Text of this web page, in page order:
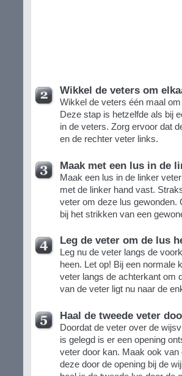
Wikkel de veters om
Wikkel de veters één maal
Deze stap is hetzelfde als bij
in de veters. Zorg ervoor dat
en de rechter veter links.
Maak met een lus in de
Maak een lus in de linker
met de linker hand vast.
veter om deze lus gewonden.
bij het strikken van een
Leg de veter om de lus
Leg nu de veter langs de
heen. Let op! Bij een normale
veter langs de achterkant om
van de veter ligt nu naar de
Haal de tweede veter
Doordat de veter over de
is gelegd is er een opening
veter door kan. Maak ook
deze door de opening bij de